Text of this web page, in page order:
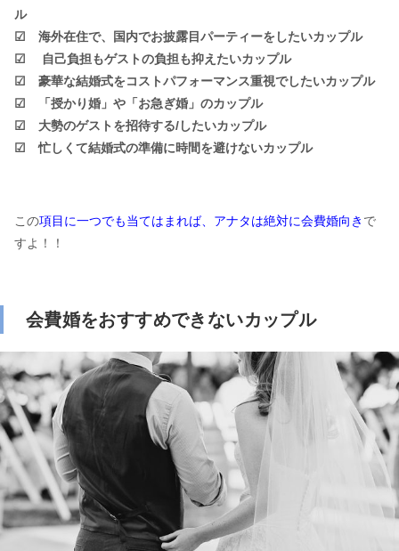
ル
☑ 海外在住で、国内でお披露目パーティーをしたいカップル
☑ 自己負担もゲストの負担も抑えたいカップル
☑ 豪華な結婚式をコストパフォーマンス重視でしたいカップル
☑ 「授かり婚」や「お急ぎ婚」のカップル
☑ 大勢のゲストを招待する/したいカップル
☑ 忙しくて結婚式の準備に時間を避けないカップル
この項目に一つでも当てはまれば、アナタは絶対に会費婚向き で
すよ！！
会費婚をおすすめできないカップル